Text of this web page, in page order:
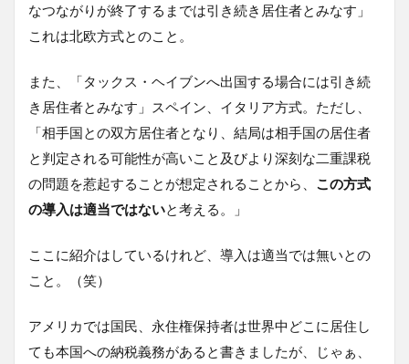
なつながりが終了するまでは引き続き居住者とみなす」
これは北欧方式とのこと。
また、「タックス・ヘイブンへ出国する場合には引き続
き居住者とみなす」スペイン、イタリア方式。ただし、
「相手国との双方居住者となり、結局は相手国の居住者
と判定される可能性が高いこと及びより深刻な二重課税
の問題を惹起することが想定されることから、
この方式
の導入は適当ではないと考える。」
ここに紹介はしているけれど、導入は適当では無いとの
こと。（笑）
アメリカでは国民、永住権保持者は世界中どこに居住し
ても本国への納税義務があると書きましたが、じゃぁ、